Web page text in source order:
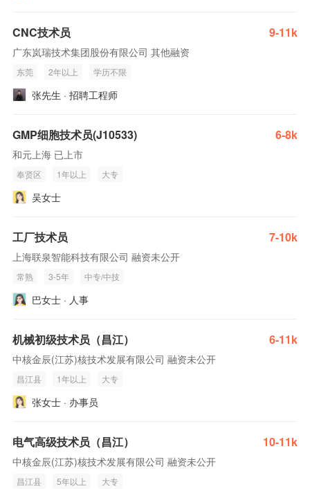
CNC技术员 9-11k
广东岚瑞技术集团股份有限公司 其他融资
东莞 2年以上 学历不限
张先生 · 招聘工程师
GMP细胞技术员(J10533) 6-8k
和元上海 已上市
奉贤区 1年以上 大专
吴女士
工厂技术员 7-10k
上海联泉智能科技有限公司 融资未公开
常熟 3-5年 中专/中技
巴女士 · 人事
机械初级技术员（昌江） 6-11k
中核金辰(江苏)核技术发展有限公司 融资未公开
昌江县 1年以上 大专
张女士 · 办事员
电气高级技术员（昌江） 10-11k
中核金辰(江苏)核技术发展有限公司 融资未公开
昌江县 5年以上 大专